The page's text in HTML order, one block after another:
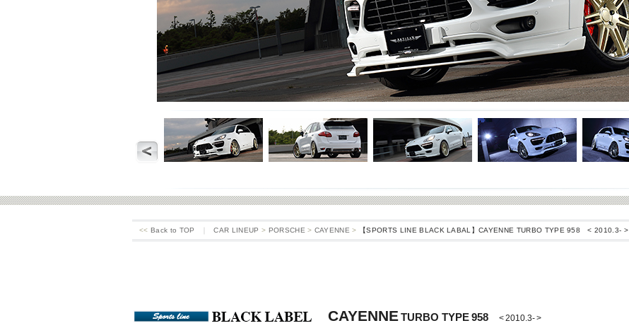
<< Back to TOP CAR LINEUP > PORSCHE > CAYENNE > 【SPORTS LINE BLACK LABAL】CAYENNE TURBO TYPE 958 < 2010.3- >
CAYENNETURBO TYPE 958 < 2010.3- >